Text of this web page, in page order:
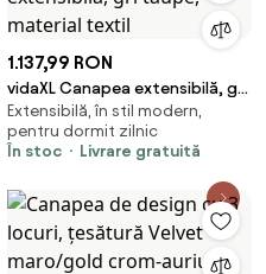
1.137,99 RON
vidaXL Canapea extensibilă, gri
taupe, material textil
Extensibilă, în stil modern,
pentru dormit zilnic
În stoc
Livrare gratuită